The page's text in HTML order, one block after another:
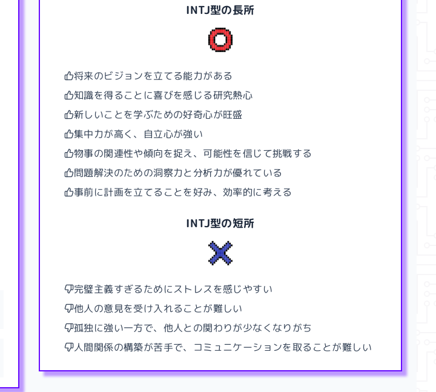
INTJ型の長所
将来のビジョンを立てる能力がある
知識を得ることに喜びを感じる研究熱心
新しいことを学ぶための好奇心が旺盛
集中力が高く、自立心が強い
物事の関連性や傾向を捉え、可能性を信じて挑戦する
問題解決のための洞察力と分析力が優れている
事前に計画を立てることを好み、効率的に考える
INTJ型の短所
完璧主義すぎるためにストレスを感じやすい
他人の意見を受け入れることが難しい
孤独に強い一方で、他人との関わりが少なくなりがち
人間関係の構築が苦手で、コミュニケーションを取ることが難しい